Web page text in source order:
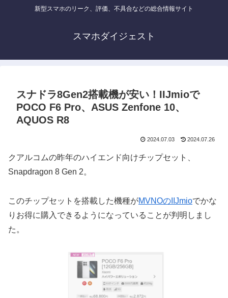
新型スマホのリーク、評価、不具合などの総合情報サイト
スマホダイジェスト
スナドラ8Gen2搭載機が安い！IIJmioで
POCO F6 Pro、ASUS Zenfone 10、
AQUOS R8
2024.07.03 2024.07.26
クアルコムの昨年のハイエンド向けチップセット、
Snapdragon 8 Gen 2。
このチップセットを搭載した機種がMVNOのIIJmioでかな
りお得に購入できるようになっていることが判明しまし
た。